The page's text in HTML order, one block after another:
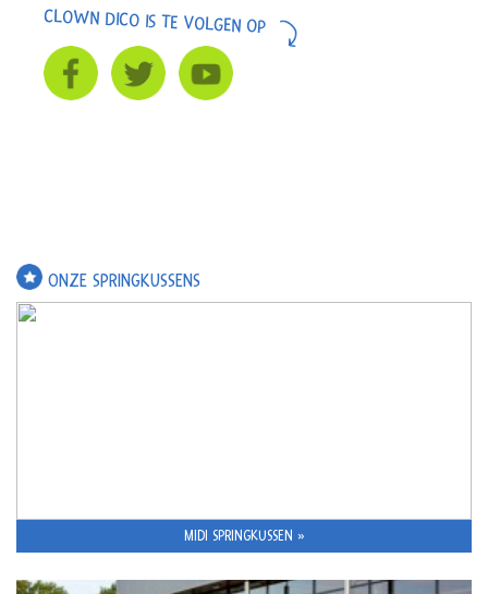
CLOWN DICO IS TE VOLGEN OP
ONZE SPRINGKUSSENS
MIDI SPRINGKUSSEN »